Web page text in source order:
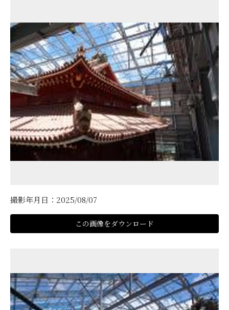
撮影年月日：2025/08/07
この画像をダウンロード